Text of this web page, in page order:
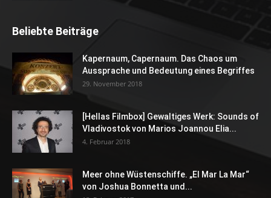
Beliebte Beiträge
Kapernaum, Capernaum. Das Chaos um
Aussprache und Bedeutung eines Begriffes
29. November 2018
[Hellas Filmbox] Gewaltiges Werk: Sounds of
Vladivostok von Marios Joannou Elia...
4. Februar 2018
Meer ohne Wüstenschiffe. „El Mar La Mar“
von Joshua Bonnetta und...